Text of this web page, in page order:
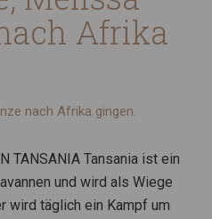
Afrika
TANSANIA Tansania ist ein
und wird als Wiege
wird täglich ein Kampf um